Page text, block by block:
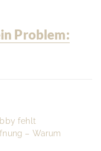
Problem:
fehlt
– Warum